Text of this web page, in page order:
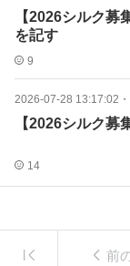
【2026シルク募
を記す
9
2026-07-28 13:17:02 ・
【2026シルク募
14
前